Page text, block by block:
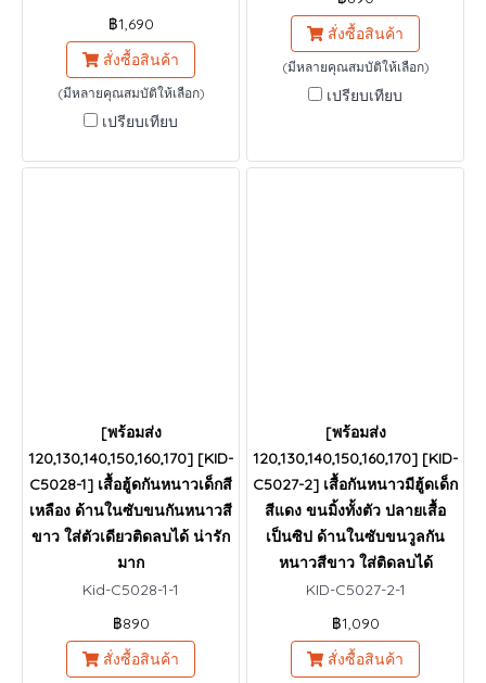
฿1,690
สั่งซื้อสินค้า
(มีหลายคุณสมบัติให้เลือก)
เปรียบเทียบ
สั่งซื้อสินค้า
(มีหลายคุณสมบัติให้เลือก)
เปรียบเทียบ
[พร้อมส่ง
120,130,140,150,160,170] [KID-
C5028-1] เสื้อฮู้ดกันหนาวเด็กสี
เหลือง ด้านในซับขนกันหนาวสี
ขาว ใส่ตัวเดียวติดลบได้ น่ารัก
มาก
Kid-C5028-1-1
฿890
สั่งซื้อสินค้า
[พร้อมส่ง
120,130,140,150,160,170] [KID-
C5027-2] เสื้อกันหนาวมีฮู้ดเด็ก
สีแดง ขนมิ้งทั้งตัว ปลายเสื้อ
เป็นซิป ด้านในซับขนวูลกัน
หนาวสีขาว ใส่ติดลบได้
KID-C5027-2-1
฿1,090
สั่งซื้อสินค้า